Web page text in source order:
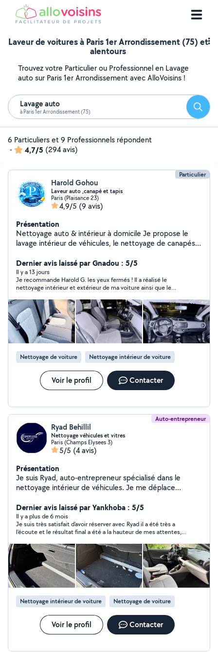
Laveur de voitures à Paris 1er Arrondissement (75) et
alentours
Trouvez votre Particulier ou Professionnel en Lavage
auto sur Paris 1er Arrondissement avec AlloVoisins !
Lavage auto
à Paris 1er Arrondissement (75)
6 Particuliers et 9 Professionnels répondent
-
4,7/5 (294 avis)
Particulier
Harold Gohou
Laveur auto ,canapé et tapis
Paris (Plaisance 23)
4,9/5 (9 avis)
Présentation
Nettoyage auto & intérieur à domicile Je propose le
lavage intérieur de véhicules, le nettoyage de canapés,
propre et soigné Produits adaptés & respectueux
Dernier avis laissé par Gnadou : 5/5
Il y a 13 jours
Je recommande Harold G. les yeux fermés ! Il a réalisé le
nettoyage intérieur et extérieur de ma voiture ainsi que le
soigné et réalisé avec beaucoup de professionnalisme. En plus
d’être très serviable, il est souriant, ponctuel et à l’écoute. Je
suis entièrement satisfaite du résultat et je n’hésiterai pas à
refaire appel à lui. Merci encore pour cet excellent travail !
Nettoyage de voiture Nettoyage intérieur de voiture
Voir le profil Contacter
Auto-entrepreneur
Ryad Behillil
Nettoyage véhicules et vitres
Paris (Champs Elysees 3)
5/5 (4 avis)
Présentation
Je suis Ryad, auto-entrepreneur spécialisé dans le
nettoyage intérieur de véhicules. Je me déplace
tout le matériel nécessaire. Prestations soignées et
rapides : aspiration complète, dépoussiérage,
plastiques, sièges, tapis, coffre et finitions détaillées.
Intervention sur voitures, utilitaires et camions.
Disponible en Île-de-France, pour particuliers et
professionnels. N'hésitez pas à me contacter pour un
service sérieux et de qualité.
Dernier avis laissé par Yankhoba : 5/5
Il y a plus de 6 mois
Je suis très satisfait d'avoir réserver avec Ryad il a été très a
l'écoute et le résultat final a été a la hauteur de mes attentes,
Nettoyage intérieur de voiture Nettoyage de voiture
Voir le profil Contacter